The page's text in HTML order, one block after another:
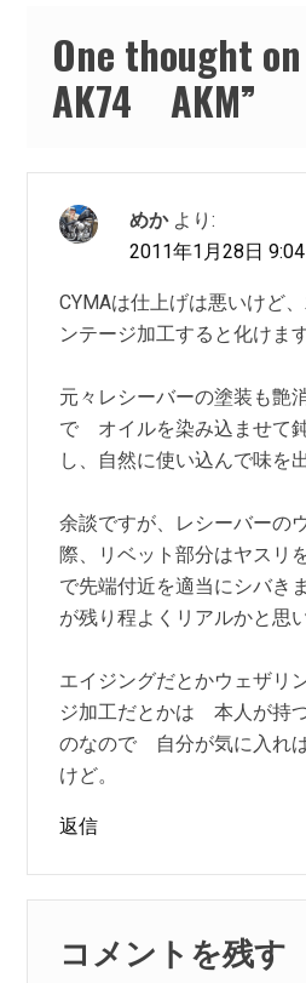
One thought
AK74 AKM”
めか より:
2011年1月28日
CYMAは仕上げは悪いけど
ンテージ加工すると化けます
元々レシーバーの塗装も艶
で オイルを染み込ませて
し、自然に使い込んで味を
余談ですが、レシーバーの
際、リベット部分はヤスリ
で先端付近を適当にシバ
が残り程よくリアルかと思
エイジングだとかウェザリ
ジ加工だとかは 本人が持
のなので 自分が気に入れ
けど。
返信
コメントを残す